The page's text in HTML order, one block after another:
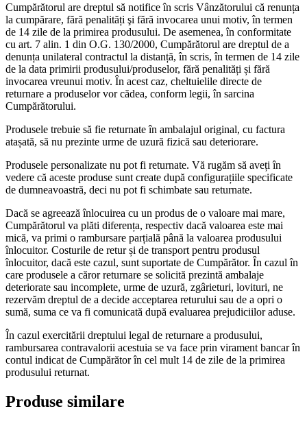
Cumpărătorul are dreptul să notifice în scris Vânzătorului că renunța
la cumpărare, fără penalități şi fără invocarea unui motiv, în termen
de 14 zile de la primirea produsului. De asemenea, în conformitate
cu art. 7 alin. 1 din O.G. 130/2000, Cumpărătorul are dreptul de a
denunța unilateral contractul la distanță, în scris, în termen de 14 zile
de la data primirii produsului/produselor, fără penalități și fără
invocarea vreunui motiv. În acest caz, cheltuielile directe de
returnare a produselor vor cădea, conform legii, în sarcina
Cumpărătorului.
Produsele trebuie să fie returnate în ambalajul original, cu factura
atașată, să nu prezinte urme de uzură fizică sau deteriorare.
Produsele personalizate nu pot fi returnate. Vă rugăm să aveți în
vedere că aceste produse sunt create după configurațiile specificate
de dumneavoastră, deci nu pot fi schimbate sau returnate.
Dacă se agreează înlocuirea cu un produs de o valoare mai mare,
Cumpărătorul va plăti diferența, respectiv dacă valoarea este mai
mică, va primi o rambursare parțială până la valoarea produsului
înlocuitor. Costurile de retur și de transport pentru produsul
înlocuitor, dacă este cazul, sunt suportate de Cumpărător. În cazul în
care produsele a căror returnare se solicită prezintă ambalaje
deteriorate sau incomplete, urme de uzură, zgârieturi, lovituri, ne
rezervăm dreptul de a decide acceptarea returului sau de a opri o
sumă, suma ce va fi comunicată după evaluarea prejudiciilor aduse.
În cazul exercitării dreptului legal de returnare a produsului,
rambursarea contravalorii acestuia se va face prin virament bancar în
contul indicat de Cumpărător în cel mult 14 de zile de la primirea
produsului returnat.
Produse similare